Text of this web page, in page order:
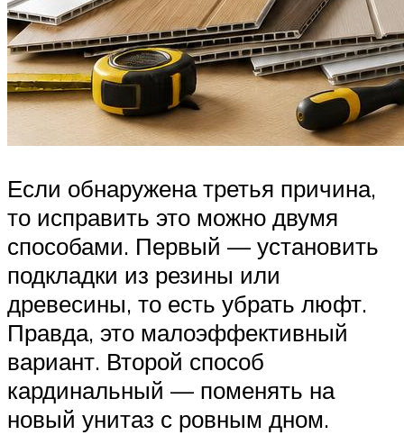
Если обнаружена третья причина,
то исправить это можно двумя
способами. Первый — установить
подкладки из резины или
древесины, то есть убрать люфт.
Правда, это малоэффективный
вариант. Второй способ
кардинальный — поменять на
новый унитаз с ровным дном.